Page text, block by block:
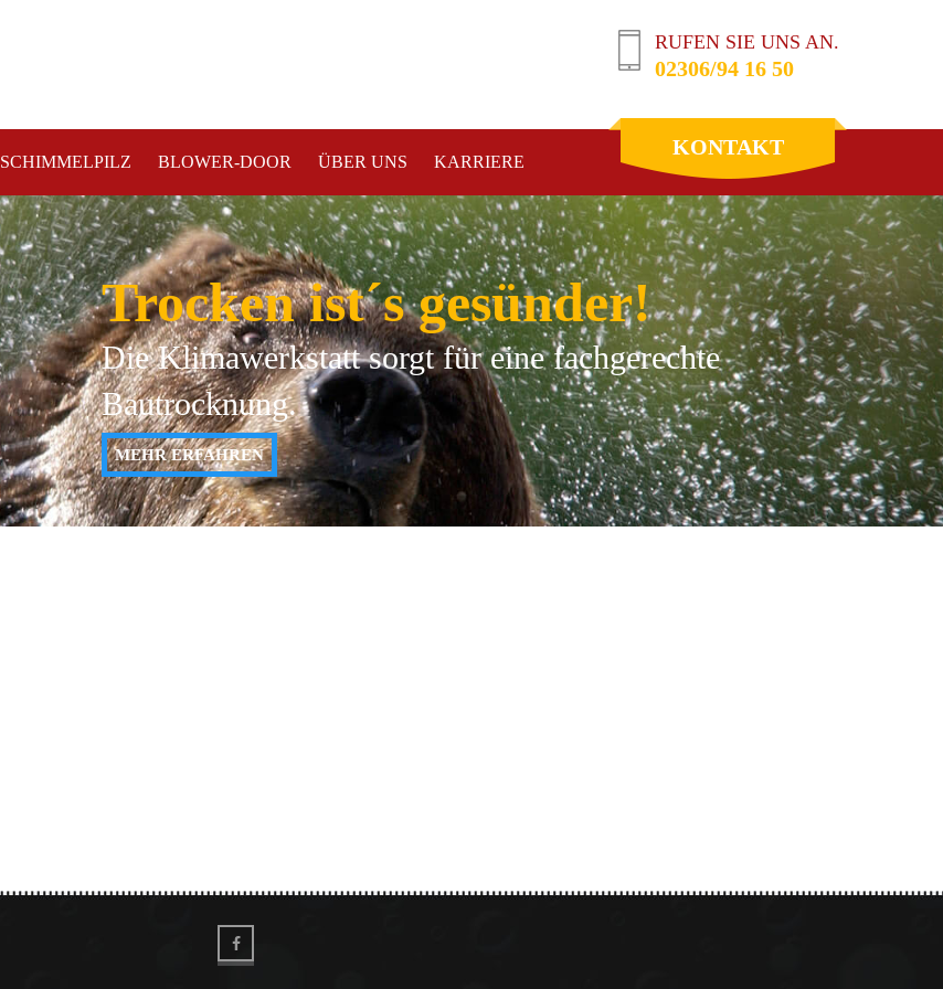
RUFEN SIE UNS AN.
02306/94 16 50
SCHIMMELPILZ BLOWER-DOOR ÜBER UNS KARRIERE
KONTAKT
Trocken ist´s gesünder!
Die Klimawerkstatt sorgt für eine fachgerechte
Bautrocknung.
MEHR ERFAHREN